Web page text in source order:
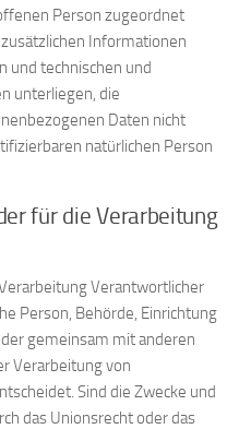
Person zugeordnet
Informationen
und technischen und
unterliegen, die
Daten nicht
natürlichen Person
für die Verarbeitung
Verantwortlicher
Person, Behörde, Einrichtung
gemeinsam mit anderen
Verarbeitung von
Sind die Zwecke und
das Unionsrecht oder das